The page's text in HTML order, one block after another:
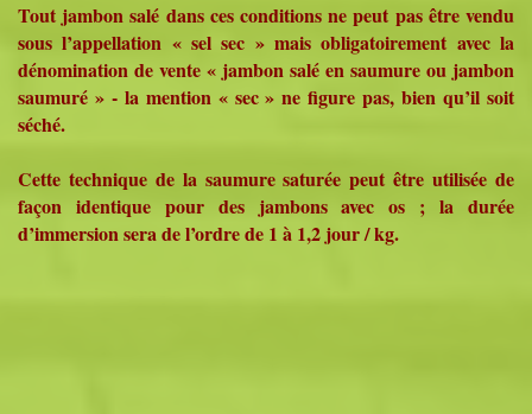
Tout jambon salé dans ces conditions ne peut pas être vendu
sous l’appellation « sel sec » mais obligatoirement avec la
dénomination de vente « jambon salé en saumure ou jambon
saumuré » - la mention « sec » ne figure pas, bien qu’il soit
séché.
Cette technique de la saumure saturée peut être utilisée de
façon identique pour des jambons avec os ; la durée
d’immersion sera de l’ordre de 1 à 1,2 jour / kg.